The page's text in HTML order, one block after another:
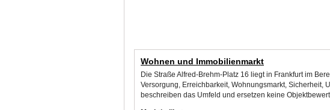
Wohnen und Immobilienmarkt
Die Straße Alfred-Brehm-Platz 16 liegt in Frankfurt im
Versorgung, Erreichbarkeit, Wohnungsmarkt, Sicherheit,
beschreiben das Umfeld und ersetzen keine